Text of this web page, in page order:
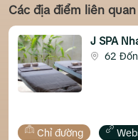
Các địa điểm liên quan
J SPA
62
Chỉ đường